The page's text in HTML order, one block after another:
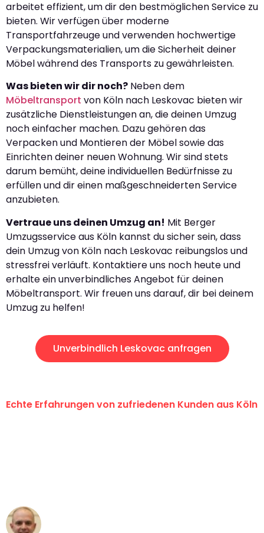
arbeitet effizient, um dir den bestmöglichen Service zu
bieten. Wir verfügen über moderne
Transportfahrzeuge und verwenden hochwertige
Verpackungsmaterialien, um die Sicherheit deiner
Möbel während des Transports zu gewährleisten.
Was bieten wir dir noch? Neben dem
Möbeltransport von Köln nach Leskovac bieten wir
zusätzliche Dienstleistungen an, die deinen Umzug
noch einfacher machen. Dazu gehören das
Verpacken und Montieren der Möbel sowie das
Einrichten deiner neuen Wohnung. Wir sind stets
darum bemüht, deine individuellen Bedürfnisse zu
erfüllen und dir einen maßgeschneiderten Service
anzubieten.
Vertraue uns deinen Umzug an! Mit Berger
Umzugsservice aus Köln kannst du sicher sein, dass
dein Umzug von Köln nach Leskovac reibungslos und
stressfrei verläuft. Kontaktiere uns noch heute und
erhalte ein unverbindliches Angebot für deinen
Möbeltransport. Wir freuen uns darauf, dir bei deinem
Umzug zu helfen!
Unverbindlich Leskovac anfragen
Echte Erfahrungen von zufriedenen Kunden aus Köln